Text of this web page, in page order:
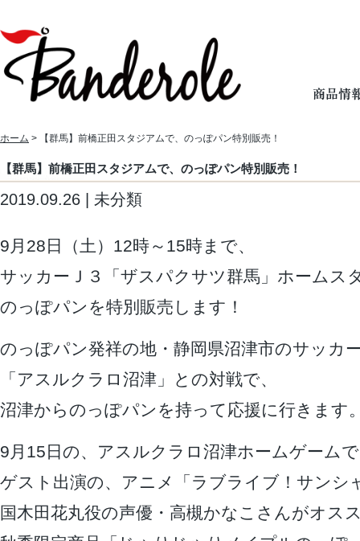
ホーム > 【群馬】前橋正田スタジアムで、のっぽパン特別販売！
【群馬】前橋正田スタジアムで、のっぽパン特別販売！
2019.09.26 | 未分類
9月28日（土）12時～15時まで、
サッカーＪ３「ザスパクサツ群馬」ホームス
のっぽパンを特別販売します！
のっぽパン発祥の地・静岡県沼津市のサッカ
「アスルクラロ沼津」との対戦で、
沼津からのっぽパンを持って応援に行きます
9月15日の、アスルクラロ沼津ホームゲーム
ゲスト出演の、アニメ「ラブライブ！サンシ
国木田花丸役の声優・高槻かなこさんがオス